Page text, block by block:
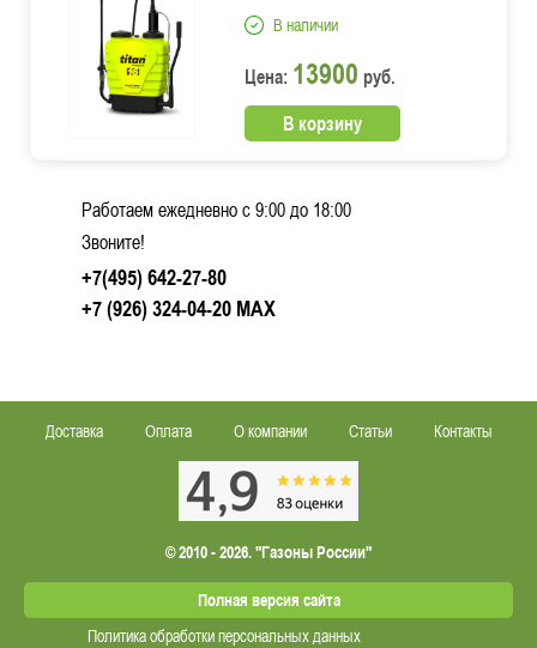
В наличии
Цена: 13900 руб.
В корзину
Работаем ежедневно c 9:00 до 18:00
Звоните!
+7(495) 642-27-80
+7 (926) 324-04-20MAX
Доставка Оплата О компании Статьи Контакты
© 2010 - 2026. "Газоны России"
Полная версия сайта
Политика обработки персональных данных